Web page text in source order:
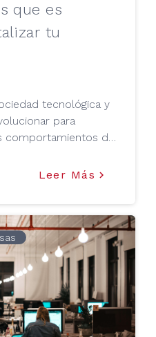
que es
tu
tecnológica y
para
comportamientos del
Leer Más keyboard_arrow_right